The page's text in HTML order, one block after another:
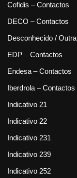
Cofidis – Contactos
DECO – Contactos
Desconhecido / Outra
EDP – Contactos
Endesa – Contactos
Iberdrola – Contactos
Indicativo 21
Indicativo 22
Indicativo 231
Indicativo 239
Indicativo 252